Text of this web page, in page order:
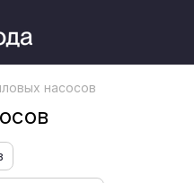
насосов